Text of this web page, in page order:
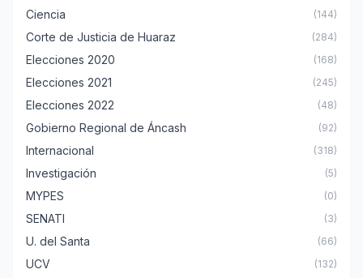
Ciencia (144)
Corte de Justicia de Huaraz (284)
Elecciones 2020 (168)
Elecciones 2021 (245)
Elecciones 2022 (48)
Gobierno Regional de Áncash (92)
Internacional (318)
Investigación (5)
MYPES (0)
SENATI (3)
U. del Santa (66)
UCV (132)